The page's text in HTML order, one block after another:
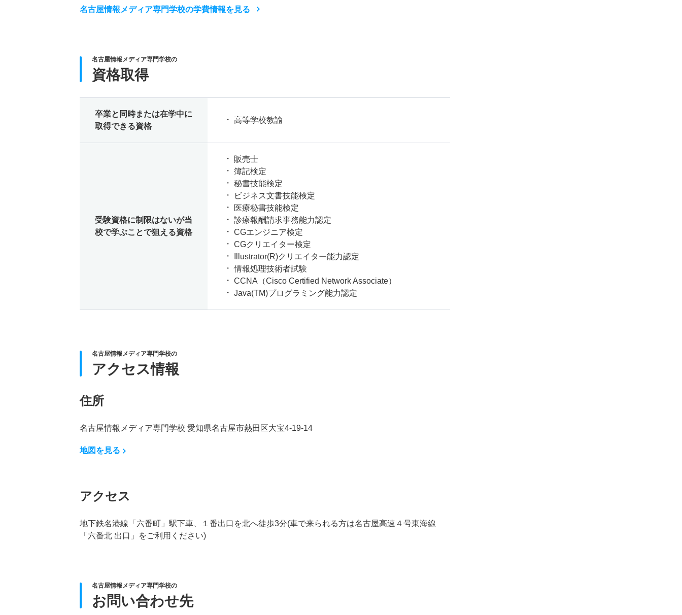
名古屋情報メディア専門学校の学費情報を見る
名古屋情報メディア専門学校の
資格取得
卒業と同時または在学中に
取得できる資格
高等学校教諭
受験資格に制限はないが当
校で学ぶことで狙える資格
販売士
簿記検定
秘書技能検定
ビジネス文書技能検定
医療秘書技能検定
診療報酬請求事務能力認定
CGエンジニア検定
CGクリエイター検定
Illustrator(R)クリエイター能力認定
情報処理技術者試験
CCNA（Cisco Certified Network Associate）
Java(TM)プログラミング能力認定
名古屋情報メディア専門学校の
アクセス情報
住所
名古屋情報メディア専門学校 愛知県名古屋市熱田区大宝4-19-14
地図を見る
アクセス
地下鉄名港線「六番町」駅下車、１番出口を北へ徒歩3分(車で来られる方は名古屋高速４号東海線
「六番北 出口」をご利用ください)
名古屋情報メディア専門学校の
お問い合わせ先